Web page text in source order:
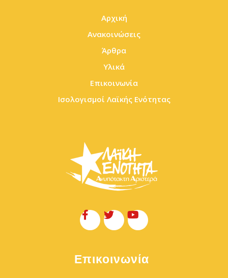
Αρχική
Ανακοινώσεις
Άρθρα
Υλικά
Επικοινωνία
Ισολογισμοί Λαϊκής Ενότητας
Επικοινωνία